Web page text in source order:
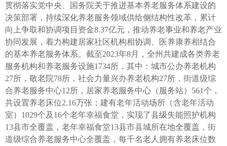
贯彻落实党中央、国务院关于推进基本养老服务体系建设的
决策部署，持续深化养老服务领域供给侧结构性改革，累计
向上争取和协调项目资金8.37亿元，推动养老事业和养老产业
协同发展，着力构建居家社区机构相协调、医养康养相结合
的基本养老服务体系。截至2023年8月，全州共建成各类养老
服务机构和养老服务设施1734所，其中：城市公办养老机构
27所，敬老院78所，社会力量兴办养老机构27所，街道级综
合养老服务中心12所，居家养老服务中心（服务站）561个，
共设置养老床位2.16万张；建有老年活动场所（含老年活动
室）1029个及16个老年幸福食堂，实现了县级失能照护机构
13县市全覆盖，老年幸福食堂13县市县城所在地全覆盖，街
道级综合养老服务中心全覆盖，每千名老人拥有养老床位数